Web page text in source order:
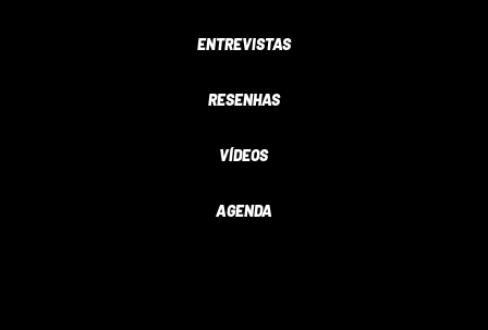
ENTREVISTAS
RESENHAS
VÍDEOS
AGENDA